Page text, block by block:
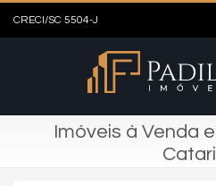
CRECI/SC 5504-J
Imóveis à Venda